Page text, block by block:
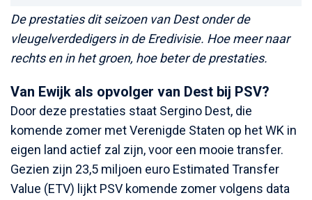
De prestaties dit seizoen van Dest onder de
vleugelverdedigers in de Eredivisie. Hoe meer naar
rechts en in het groen, hoe beter de prestaties.
Van Ewijk als opvolger van Dest bij PSV?
Door deze prestaties staat Sergino Dest, die
komende zomer met Verenigde Staten op het WK in
eigen land actief zal zijn, voor een mooie transfer.
Gezien zijn 23,5 miljoen euro Estimated Transfer
Value (ETV) lijkt PSV komende zomer volgens data